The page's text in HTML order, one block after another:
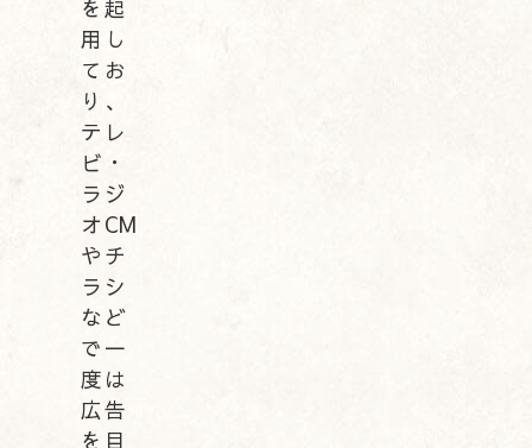
を起
用し
てお
り、
テレ
ビ・
ラジ
オCM
やチ
ラシ
など
で一
度は
広告
を目